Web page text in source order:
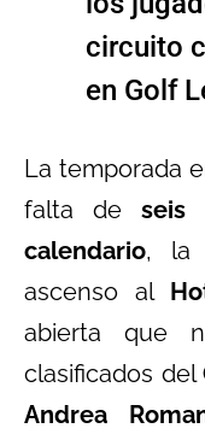
circuito
en Golf
La temporada
falta deseis
calendario, la
ascenso al
abierta que
clasificados del
Andrea